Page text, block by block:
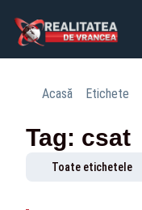
Acasă Etichete
Tag: csat
Toate etichetele